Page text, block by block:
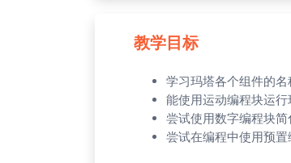
教学目标
学习玛塔各个组件的名
能使用运动编程块运行
尝试使用数字编程块简
尝试在编程中使用预置